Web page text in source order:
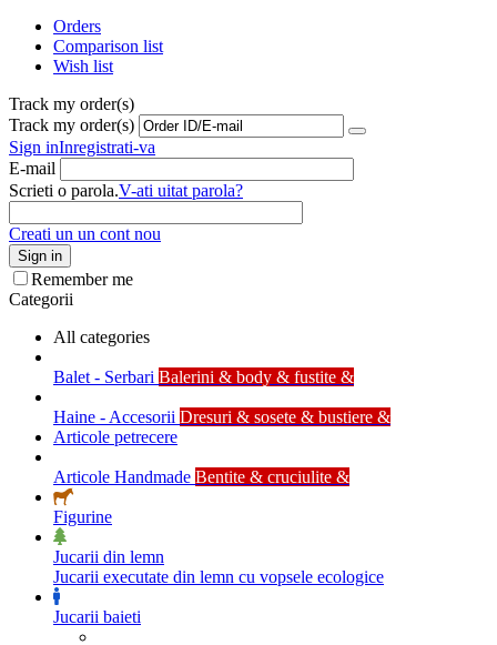
Orders
Comparison list
Wish list
Track my order(s)
Track my order(s)
Sign inInregistrati-va
E-mail
Scrieti o parola.V-ati uitat parola?
Creati un un cont nou
Sign in
Remember me
Categorii
All categories
Balet - Serbari Balerini & body & fustite &
Haine - Accesorii Dresuri & sosete & bustiere &
Articole petrecere
Articole Handmade Bentite & cruciulite &
Figurine
Jucarii din lemn
Jucarii executate din lemn cu vopsele ecologice
Jucarii baieti